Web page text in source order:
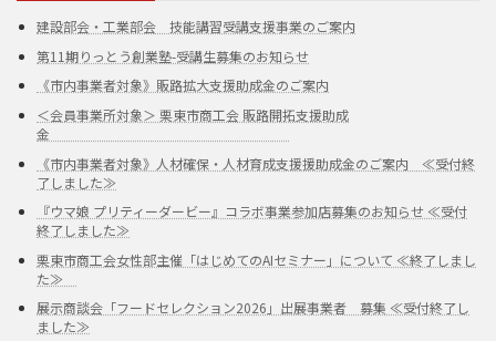
建設部会・工業部会 技能講習受講支援事業のご案内
第11期りっとう創業塾-受講生募集のお知らせ
《市内事業者対象》販路拡大支援助成金のご案内
＜会員事業所対象＞ 栗東市商工会 販路開拓支援助成
金
《市内事業者対象》人材確保・人材育成支援援助成金のご案内 ≪受付終
了しました≫
『ウマ娘 プリティーダービー』コラボ事業参加店募集のお知らせ ≪受付
終了しました≫
栗東市商工会女性部主催「はじめてのAIセミナー」について ≪終了しまし
た≫
展示商談会「フードセレクション2026」出展事業者 募集 ≪受付終了し
ました≫